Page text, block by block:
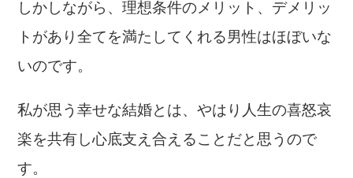
しかしながら、理想条件のメリット、デメリッ
トがあり全てを満たしてくれる男性はほぼいな
いのです。
私が思う幸せな結婚とは、やはり人生の喜怒哀
楽を共有し心底支え合えることだと思うので
す。